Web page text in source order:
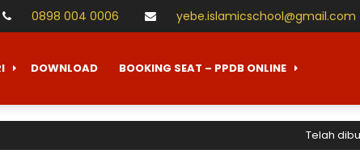
0898 004 0006 yebe.islamicschool@gmail.com
DOWNLOAD BOOKING SEAT – PPDB ONLINE
Telah dibuka